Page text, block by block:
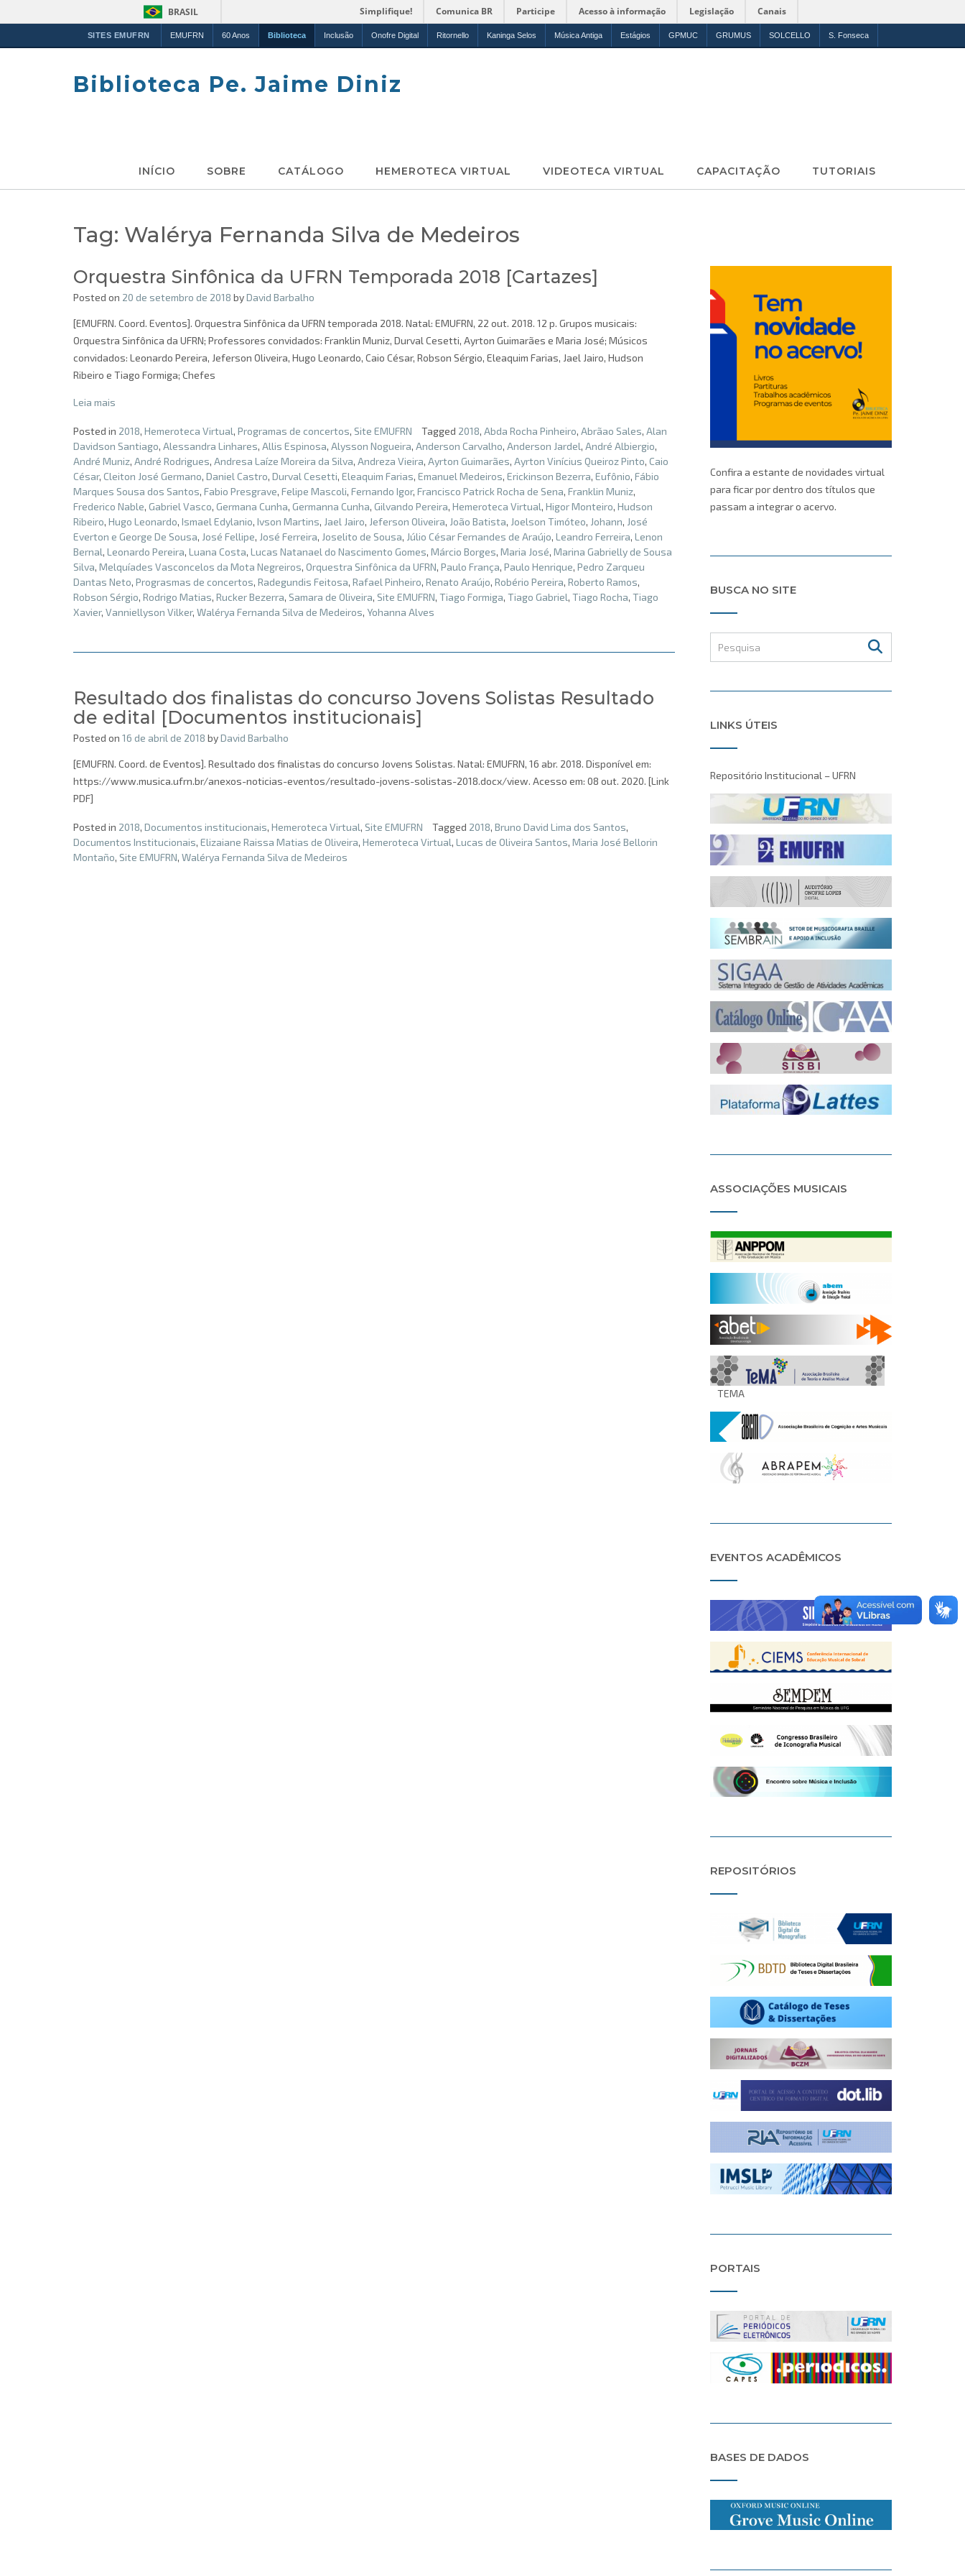
BRASIL Simplifique! Comunica BR Participe Acesso à informação Legislação Canais
SITES EMUFRN EMUFRN 60 Anos Biblioteca Inclusão Onofre Digital Ritornello Kaninga Selos Música Antiga Estágios GPMUC GRUMUS SOLCELLO S. Fonseca
Biblioteca Pe. Jaime Diniz
INÍCIO SOBRE CATÁLOGO HEMEROTECA VIRTUAL VIDEOTECA VIRTUAL CAPACITAÇÃO TUTORIAIS
Tag: Walérya Fernanda Silva de Medeiros
Orquestra Sinfônica da UFRN Temporada 2018 [Cartazes]
Posted on 20 de setembro de 2018 byDavid Barbalho
[EMUFRN. Coord. Eventos]. Orquestra Sinfônica da UFRN temporada 2018. Natal: EMUFRN, 22 out. 2018. 12 p. Grupos musicais:
Orquestra Sinfônica da UFRN; Professores convidados: Franklin Muniz, Durval Cesetti, Ayrton Guimarães e Maria José; Músicos
convidados: Leonardo Pereira, Jeferson Oliveira, Hugo Leonardo, Caio César, Robson Sérgio, Eleaquim Farias, Jael Jairo, Hudson
Ribeiro e Tiago Formiga; Chefes
Leia mais
Posted in 2018, Hemeroteca Virtual, Programas de concertos, Site EMUFRN Tagged 2018, Abda Rocha Pinheiro, Abrãao Sales, Alan
Davidson Santiago, Alessandra Linhares, Allis Espinosa, Alysson Nogueira, Anderson Carvalho, Anderson Jardel, André Albiergio,
André Muniz, André Rodrigues, Andresa Laíze Moreira da Silva, Andreza Vieira, Ayrton Guimarães, Ayrton Vinícius Queiroz Pinto, Caio
César, Cleiton José Germano, Daniel Castro, Durval Cesetti, Eleaquim Farias, Emanuel Medeiros, Erickinson Bezerra, Eufônio, Fábio
Marques Sousa dos Santos, Fabio Presgrave, Felipe Mascoli, Fernando Igor, Francisco Patrick Rocha de Sena, Franklin Muniz,
Frederico Nable, Gabriel Vasco, Germana Cunha, Germanna Cunha, Gilvando Pereira, Hemeroteca Virtual, Higor Monteiro, Hudson
Ribeiro, Hugo Leonardo, Ismael Edylanio, Ivson Martins, Jael Jairo, Jeferson Oliveira, João Batista, Joelson Timóteo, Johann, José
Everton e George De Sousa, José Fellipe, José Ferreira, Joselito de Sousa, Júlio César Fernandes de Araújo, Leandro Ferreira, Lenon
Bernal, Leonardo Pereira, Luana Costa, Lucas Natanael do Nascimento Gomes, Márcio Borges, Maria José, Marina Gabrielly de Sousa
Silva, Melquíades Vasconcelos da Mota Negreiros, Orquestra Sinfônica da UFRN, Paulo França, Paulo Henrique, Pedro Zarqueu
Dantas Neto, Prograsmas de concertos, Radegundis Feitosa, Rafael Pinheiro, Renato Araújo, Robério Pereira, Roberto Ramos,
Robson Sérgio, Rodrigo Matias, Rucker Bezerra, Samara de Oliveira, Site EMUFRN, Tiago Formiga, Tiago Gabriel, Tiago Rocha, Tiago
Xavier, Vanniellyson Vilker, Walérya Fernanda Silva de Medeiros, Yohanna Alves
Resultado dos finalistas do concurso Jovens Solistas Resultado
de edital [Documentos institucionais]
Posted on 16 de abril de 2018 byDavid Barbalho
[EMUFRN. Coord. de Eventos]. Resultado dos finalistas do concurso Jovens Solistas. Natal: EMUFRN, 16 abr. 2018. Disponível em:
https://www.musica.ufrn.br/anexos-noticias-eventos/resultado-jovens-solistas-2018.docx/view. Acesso em: 08 out. 2020. [Link
PDF]
Posted in 2018, Documentos institucionais, Hemeroteca Virtual, Site EMUFRN Tagged 2018, Bruno David Lima dos Santos,
Documentos Institucionais, Elizaiane Raissa Matias de Oliveira, Hemeroteca Virtual, Lucas de Oliveira Santos, Maria José Bellorin
Montaño, Site EMUFRN, Walérya Fernanda Silva de Medeiros
Confira a estante de novidades virtual
para ficar por dentro dos títulos que
passam a integrar o acervo.
BUSCA NO SITE
LINKS ÚTEIS
Repositório Institucional – UFRN
ASSOCIAÇÕES MUSICAIS
TEMA
EVENTOS ACADÊMICOS
REPOSITÓRIOS
PORTAIS
BASES DE DADOS